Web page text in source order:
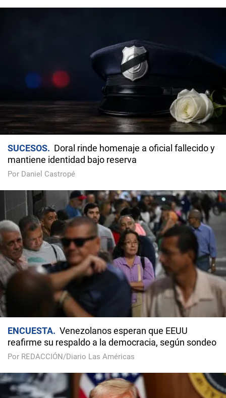
SUCESOS
Doral rinde homenaje a oficial fallecido y
mantiene identidad bajo reserva
Por Daniel Castropé
ENCUESTA
Venezolanos esperan que EEUU
reafirme su respaldo a la democracia, según sondeo
Por REDACCIÓN/Diario Las Américas